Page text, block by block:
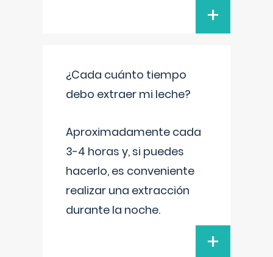
+
¿Cada cuánto tiempo
debo extraer mi leche?
Aproximadamente cada
3-4 horas y, si puedes
hacerlo, es conveniente
realizar una extracción
durante la noche.
+